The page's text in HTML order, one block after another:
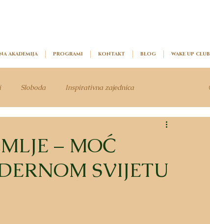
AKADEMIJA PROGRAMI KONTAKT BLOG WAKE UP CLUB
Sloboda Inspirativna zajednica
– MOĆ
SVIJETU